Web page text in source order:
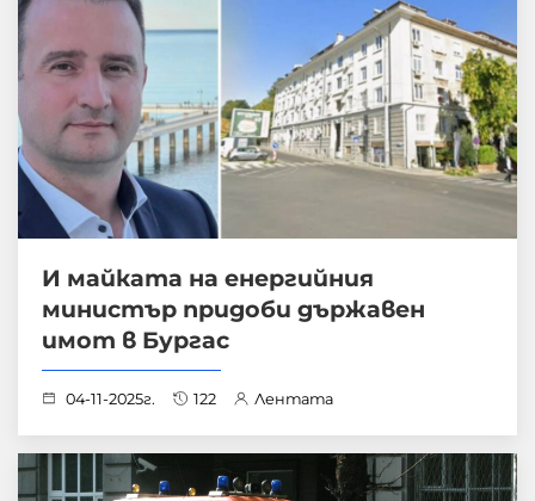
И майката на енергийния
министър придоби държавен
имот в Бургас
04-11-2025г. 122 Лентата